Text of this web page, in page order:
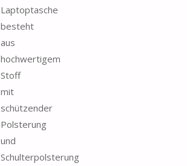
Laptoptasche
besteht
aus
hochwertigem
Stoff
mit
schützender
Polsterung
und
Schulterpolsterung